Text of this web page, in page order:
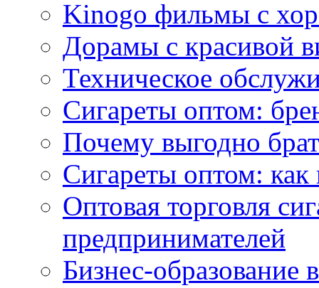
Kinogo фильмы с
Дорамы с красивой
Техническое
Сигареты оптом:
Почему выгодно
Сигареты оптом: как
Оптовая торговля
предпринимателей
Бизнес-образование